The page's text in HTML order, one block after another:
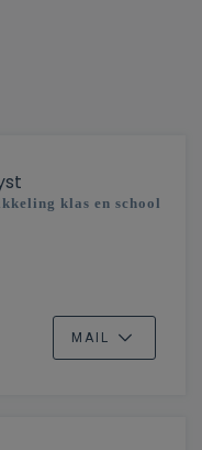
klas en school
MAIL